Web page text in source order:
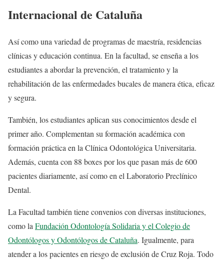
Internacional de Cataluña
Así como una variedad de programas de maestría, residencias
clínicas y educación continua. En la facultad, se enseña a los
estudiantes a abordar la prevención, el tratamiento y la
rehabilitación de las enfermedades bucales de manera ética, eficaz
y segura.
También, los estudiantes aplican sus conocimientos desde el
primer año. Complementan su formación académica con
formación práctica en la Clínica Odontológica Universitaria.
Además, cuenta con 88 boxes por los que pasan más de 600
pacientes diariamente, así como en el Laboratorio Preclínico
Dental.
La Facultad también tiene convenios con diversas instituciones,
como laFundación Odontología Solidaria y el Colegio de
Odontólogos y Odontólogos de Cataluña. Igualmente, para
atender a los pacientes en riesgo de exclusión de Cruz Roja. Todo